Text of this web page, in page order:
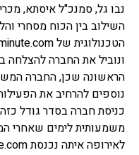
נבו גל, סמנכ"ל איסתא,
השילוב בין הכוח מסחרי
ונוביל את החברה להצלחה
הראשונה שכן, החברה
נוספים להרחיב את
כניסת חברה בסדר גודל
משמעותית לימים שאחרי
לאירופה איתה נכנסת lastminute.com לשת"פ"